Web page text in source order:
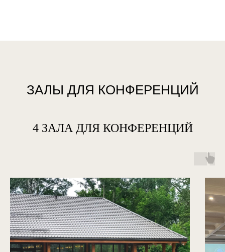
ЗАЛЫ ДЛЯ КОНФЕРЕНЦИЙ
4 ЗАЛА ДЛЯ КОНФЕРЕНЦИЙ